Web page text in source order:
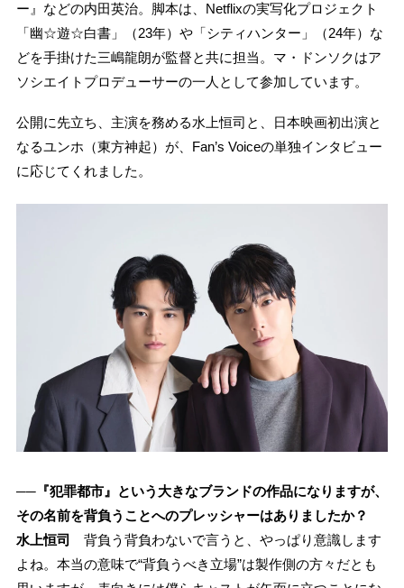
ー』などの内田英治。脚本は、Netflixの実写化プロジェクト
「幽☆遊☆白書」（23年）や「シティハンター」（24年）な
どを手掛けた三嶋龍朗が監督と共に担当。マ・ドンソクはア
ソシエイトプロデューサーの一人として参加しています。
公開に先立ち、主演を務める水上恒司と、日本映画初出演と
なるユンホ（東方神起）が、Fan’s Voiceの単独インタビュー
に応じてくれました。
──『犯罪都市』という大きなブランドの作品になりますが、
その名前を背負うことへのプレッシャーはありましたか？
水上恒司
背負う背負わないで言うと、やっぱり意識します
よね。本当の意味で“背負うべき立場”は製作側の方々だとも